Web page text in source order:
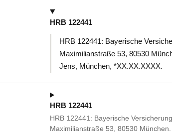
HRB 122441
HRB 122441: Bayerische
Maximilianstraße 53, 80530
Jens, München, *XX.XX.XXXX.
HRB 122441
HRB 122441: Bayerische
Maximilianstraße 53, 80530